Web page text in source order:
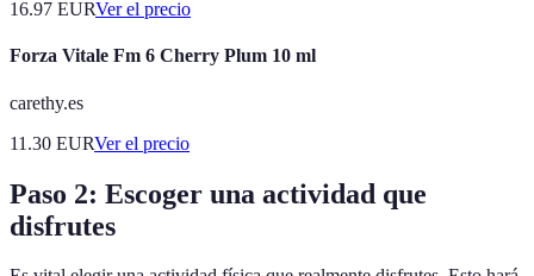
16.97 EURVer el precio
Forza Vitale Fm 6 Cherry Plum 10 ml
carethy.es
11.30 EURVer el precio
Paso 2: Escoger una actividad que
disfrutes